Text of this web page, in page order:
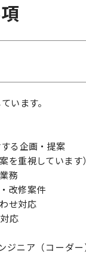
います。
る企画・提案
を重視しています）
務
改修案件
せ対応
応
ニア（コーダ